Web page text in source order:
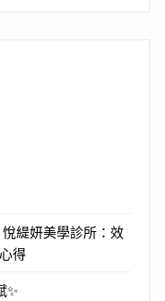
悅緹妍美學診所：效
得
✨